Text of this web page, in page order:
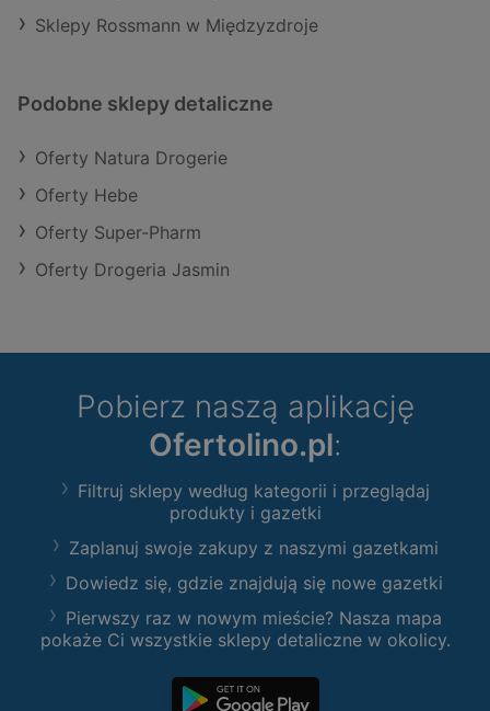
Sklepy Rossmann w Międzyzdroje
Podobne sklepy detaliczne
Oferty Natura Drogerie
Oferty Hebe
Oferty Super-Pharm
Oferty Drogeria Jasmin
Pobierz naszą aplikację
Ofertolino.pl:
Filtruj sklepy według kategorii i przeglądaj
produkty i gazetki
Zaplanuj swoje zakupy z naszymi gazetkami
Dowiedz się, gdzie znajdują się nowe gazetki
Pierwszy raz w nowym mieście? Nasza mapa
pokaże Ci wszystkie sklepy detaliczne w okolicy.